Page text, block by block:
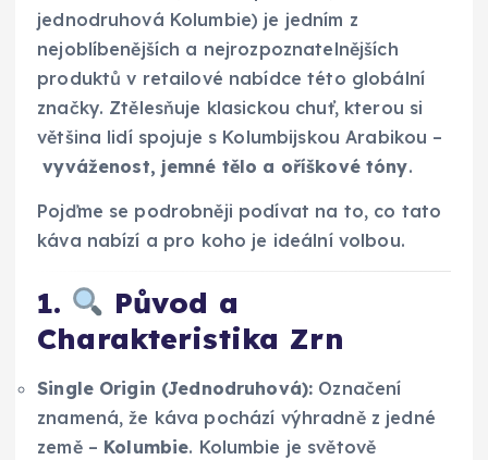
jednodruhová Kolumbie) je jedním z
nejoblíbenějších a nejrozpoznatelnějších
produktů v retailové nabídce této globální
značky. Ztělesňuje klasickou chuť, kterou si
většina lidí spojuje s Kolumbijskou Arabikou –
vyváženost, jemné tělo a oříškové tóny.
Pojďme se podrobněji podívat na to, co tato
káva nabízí a pro koho je ideální volbou.
1.
Původ a
Charakteristika Zrn
Single Origin (Jednodruhová): Označení
znamená, že káva pochází výhradně z jedné
země – Kolumbie. Kolumbie je světově